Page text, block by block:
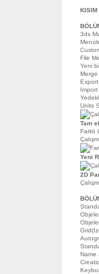
3ds
File
Yeni
Merge
Import
Units
Tam
Farklı
Yeni
2D
Name